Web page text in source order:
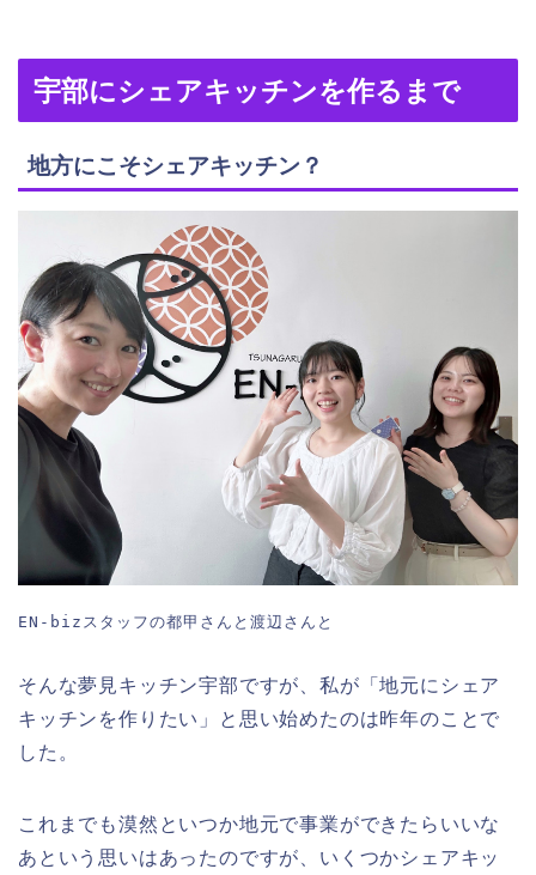
宇部にシェアキッチンを作るまで
地方にこそシェアキッチン？
EN-bizスタッフの都甲さんと渡辺さんと
そんな夢見キッチン宇部ですが、私が「地元にシェア
キッチンを作りたい」と思い始めたのは昨年のことで
した。
これまでも漠然といつか地元で事業ができたらいいな
あという思いはあったのですが、いくつかシェアキッ